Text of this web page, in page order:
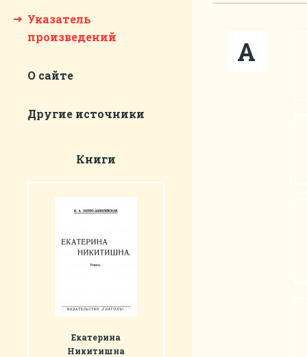
Указатель
произведений
О сайте
Другие источники
Книги
Екатерина
Никитишна
А